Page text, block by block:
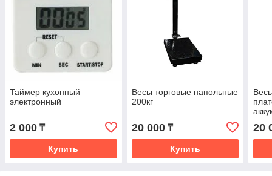
Таймер кухонный
электронный
2 000 ₸
Купить
Весы торговые напольные
200кг
20 000₸
Купить
20